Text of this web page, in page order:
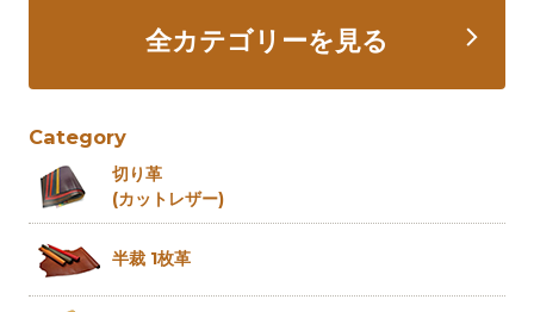
全カテゴリーを見る
Category
切り革
(カットレザー)
半裁 1枚革